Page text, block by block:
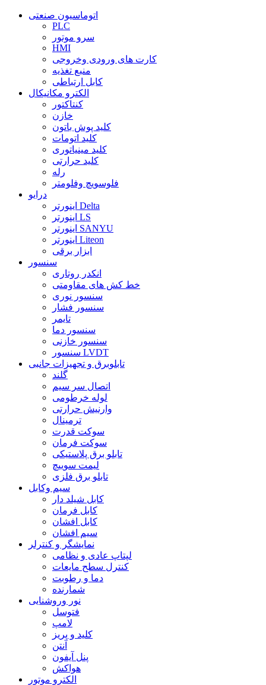
اتوماسیون صنعتی
PLC
سرو موتور
HMI
کارت های ورودی وخروجی
منبع تغذیه
کابل ارتباطی
الکترو مکانیکال
کنتاکتور
خازن
کلید پوش باتون
کلید اتومات
کلید مینیاتوری
کلید حرارتی
رله
فلوسویچ وفلومتر
درایو
اینورتر Delta
اینورتر LS
اینورتر SANYU
اینورتر Liteon
ابزار برقی
سنسور
انکدر روتاری
خط کش های مقاومتی
سنسور نوری
سنسور فشار
تایمر
سنسور دما
سنسور خازنی
سنسور LVDT
تابلوبرق و تجهیزات جانبی
گلند
اتصال سر سیم
لوله خرطومی
وارنیش حرارتی
ترمینال
سوکت قدرت
سوکت فرمان
تابلو برق پلاستیکی
لیمت سوییچ
تابلو برق فلزی
سیم وکابل
کابل شیلد دار
کابل فرمان
کابل افشان
سیم افشان
نمایشگر و کنترلر
لپتاپ عادی و نظامی
کنترل سطح مایعات
دما و رطوبت
شمارنده
نور وروشنایی
فتوسل
لامپ
کلید و پریز
آنتن
پنل آیفون
هواکش
الکترو موتور